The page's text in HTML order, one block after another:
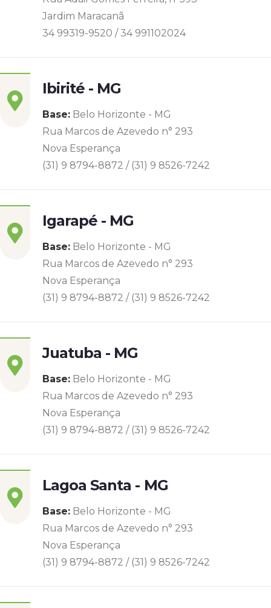
Jardim Maracanã
34 99319-9520 / 34 991102024
Ibirité - MG
Base: Belo Horizonte - MG
Rua Marcos de Azevedo n° 293
Nova Esperança
(31) 9 8794-8872 / (31) 9 8526-7242
Igarapé - MG
Base: Belo Horizonte - MG
Rua Marcos de Azevedo n° 293
Nova Esperança
(31) 9 8794-8872 / (31) 9 8526-7242
Juatuba - MG
Base: Belo Horizonte - MG
Rua Marcos de Azevedo n° 293
Nova Esperança
(31) 9 8794-8872 / (31) 9 8526-7242
Lagoa Santa - MG
Base: Belo Horizonte - MG
Rua Marcos de Azevedo n° 293
Nova Esperança
(31) 9 8794-8872 / (31) 9 8526-7242